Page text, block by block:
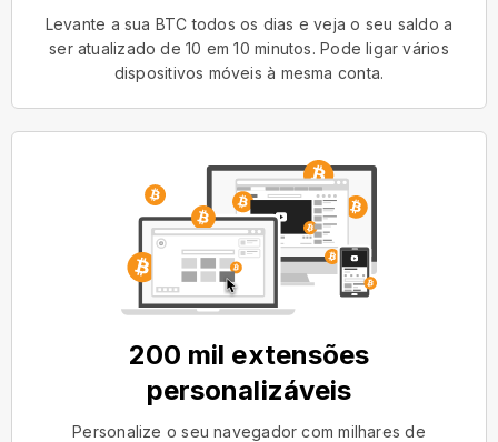
Levante a sua BTC todos os dias e veja o seu saldo a
ser atualizado de 10 em 10 minutos. Pode ligar vários
dispositivos móveis à mesma conta.
200 mil extensões
personalizáveis
Personalize o seu navegador com milhares de